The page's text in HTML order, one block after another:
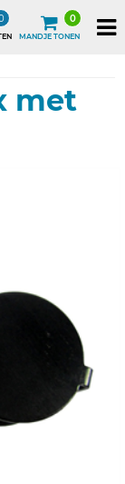
MANDJE TONEN
0
met